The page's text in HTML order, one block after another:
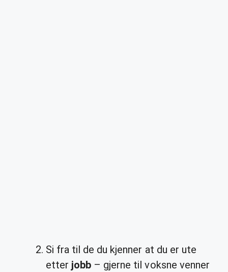
Si fra til de du kjenner at du er ute
etter jobb – gjerne til voksne venner